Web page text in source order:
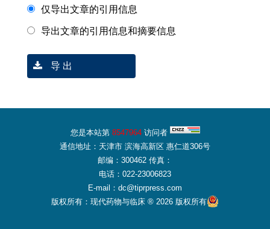
仅导出文章的引用信息
导出文章的引用信息和摘要信息
导 出
您是本站第 8547964访问者
通信地址：天津市 滨海高新区 惠仁道306号
邮编：300462 传真：
电话：022-23006823
E-mail：dc@tiprpress.com
版权所有：现代药物与临床 ® 2026 版权所有